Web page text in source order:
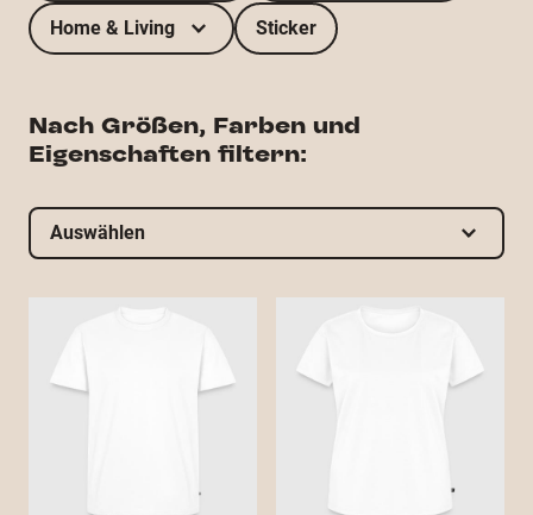
Home & Living Sticker
Nach Größen, Farben und
Eigenschaften filtern:
Auswählen